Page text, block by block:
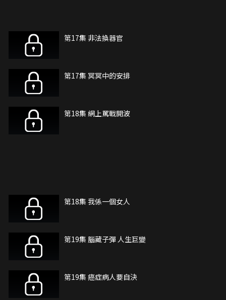
第17集 非法換器官
第17集 冥冥中的安排
第18集 網上罵戰開波
第18集 我係一個女人
第19集 腦藏子彈 人生巨變
第19集 癌症病人要自決